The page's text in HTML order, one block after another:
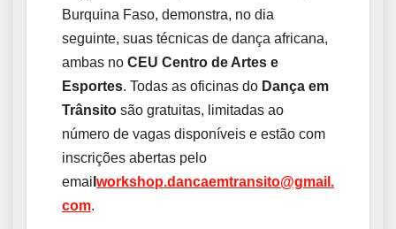
Burquina Faso, demonstra, no dia
seguinte, suas técnicas de dança africana,
ambas no CEU Centro de Artes e
Esportes. Todas as oficinas do Dança em
Trânsito são gratuitas, limitadas ao
número de vagas disponíveis e estão com
inscrições abertas pelo
emai workshop.dancaemtransito@gmail.
com.